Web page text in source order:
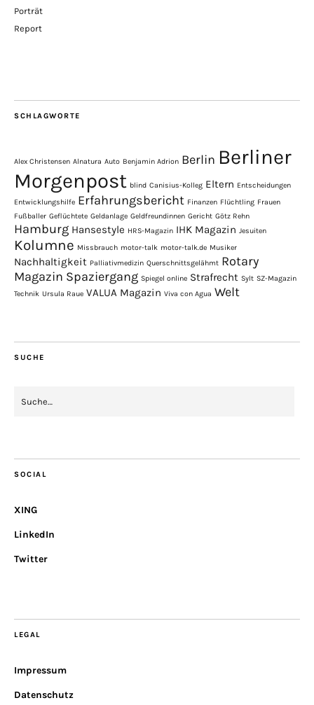
Porträt
Report
SCHLAGWORTE
Alex Christensen Alnatura Auto Benjamin Adrion Berlin Berliner
Morgenpost blind Canisius-Kolleg Eltern Entscheidungen
Entwicklungshilfe Erfahrungsbericht Finanzen Flüchtling Frauen
Fußballer Geflüchtete Geldanlage Geldfreundinnen Gericht Götz Rehn
Hamburg Hansestyle HRS-Magazin IHK Magazin Jesuiten
Kolumne Missbrauch motor-talk motor-talk.de Musiker
Nachhaltigkeit Palliativmedizin Querschnittsgelähmt Rotary
Magazin Spaziergang Spiegel online Strafrecht Sylt SZ-Magazin
Technik Ursula Raue VALUA Magazin Viva con Agua Welt
SUCHE
SOCIAL
XING
LinkedIn
Twitter
LEGAL
Impressum
Datenschutz